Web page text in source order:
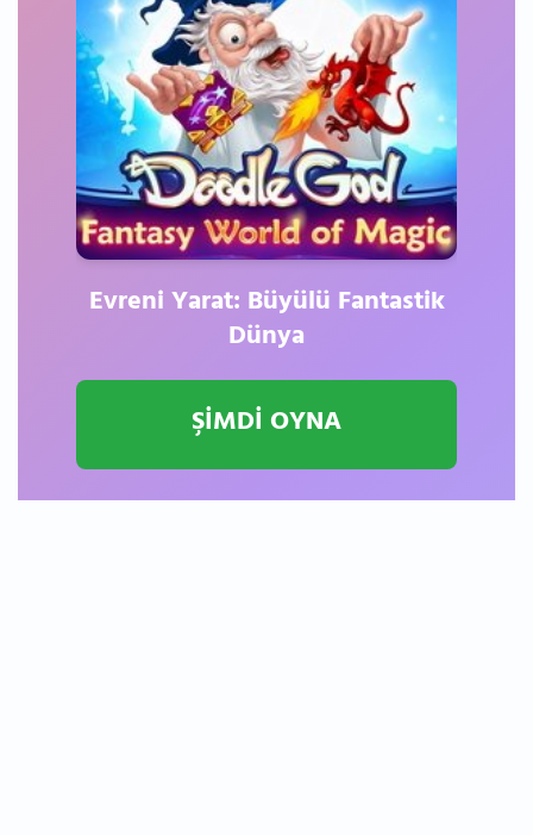
Evreni Yarat: Büyülü Fantastik
Dünya
ŞİMDİ OYNA